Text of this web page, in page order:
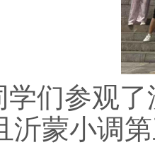
学们参观
沂蒙小调